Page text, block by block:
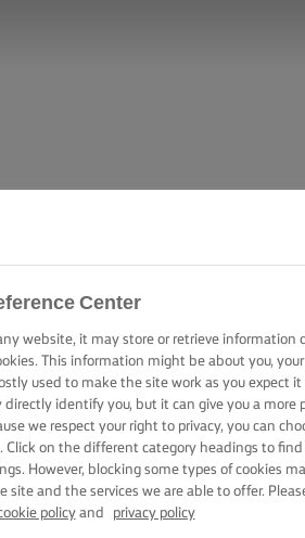
Center
website, it may store or retrieve information
This information might be about you, your
used to make the site work as you expect
directly identify you, but it can give you a more
we respect your right to privacy, you can
Click on the different category headings to
However, blocking some types of cookies
site and the services we are able to offer.
policyand privacy policy